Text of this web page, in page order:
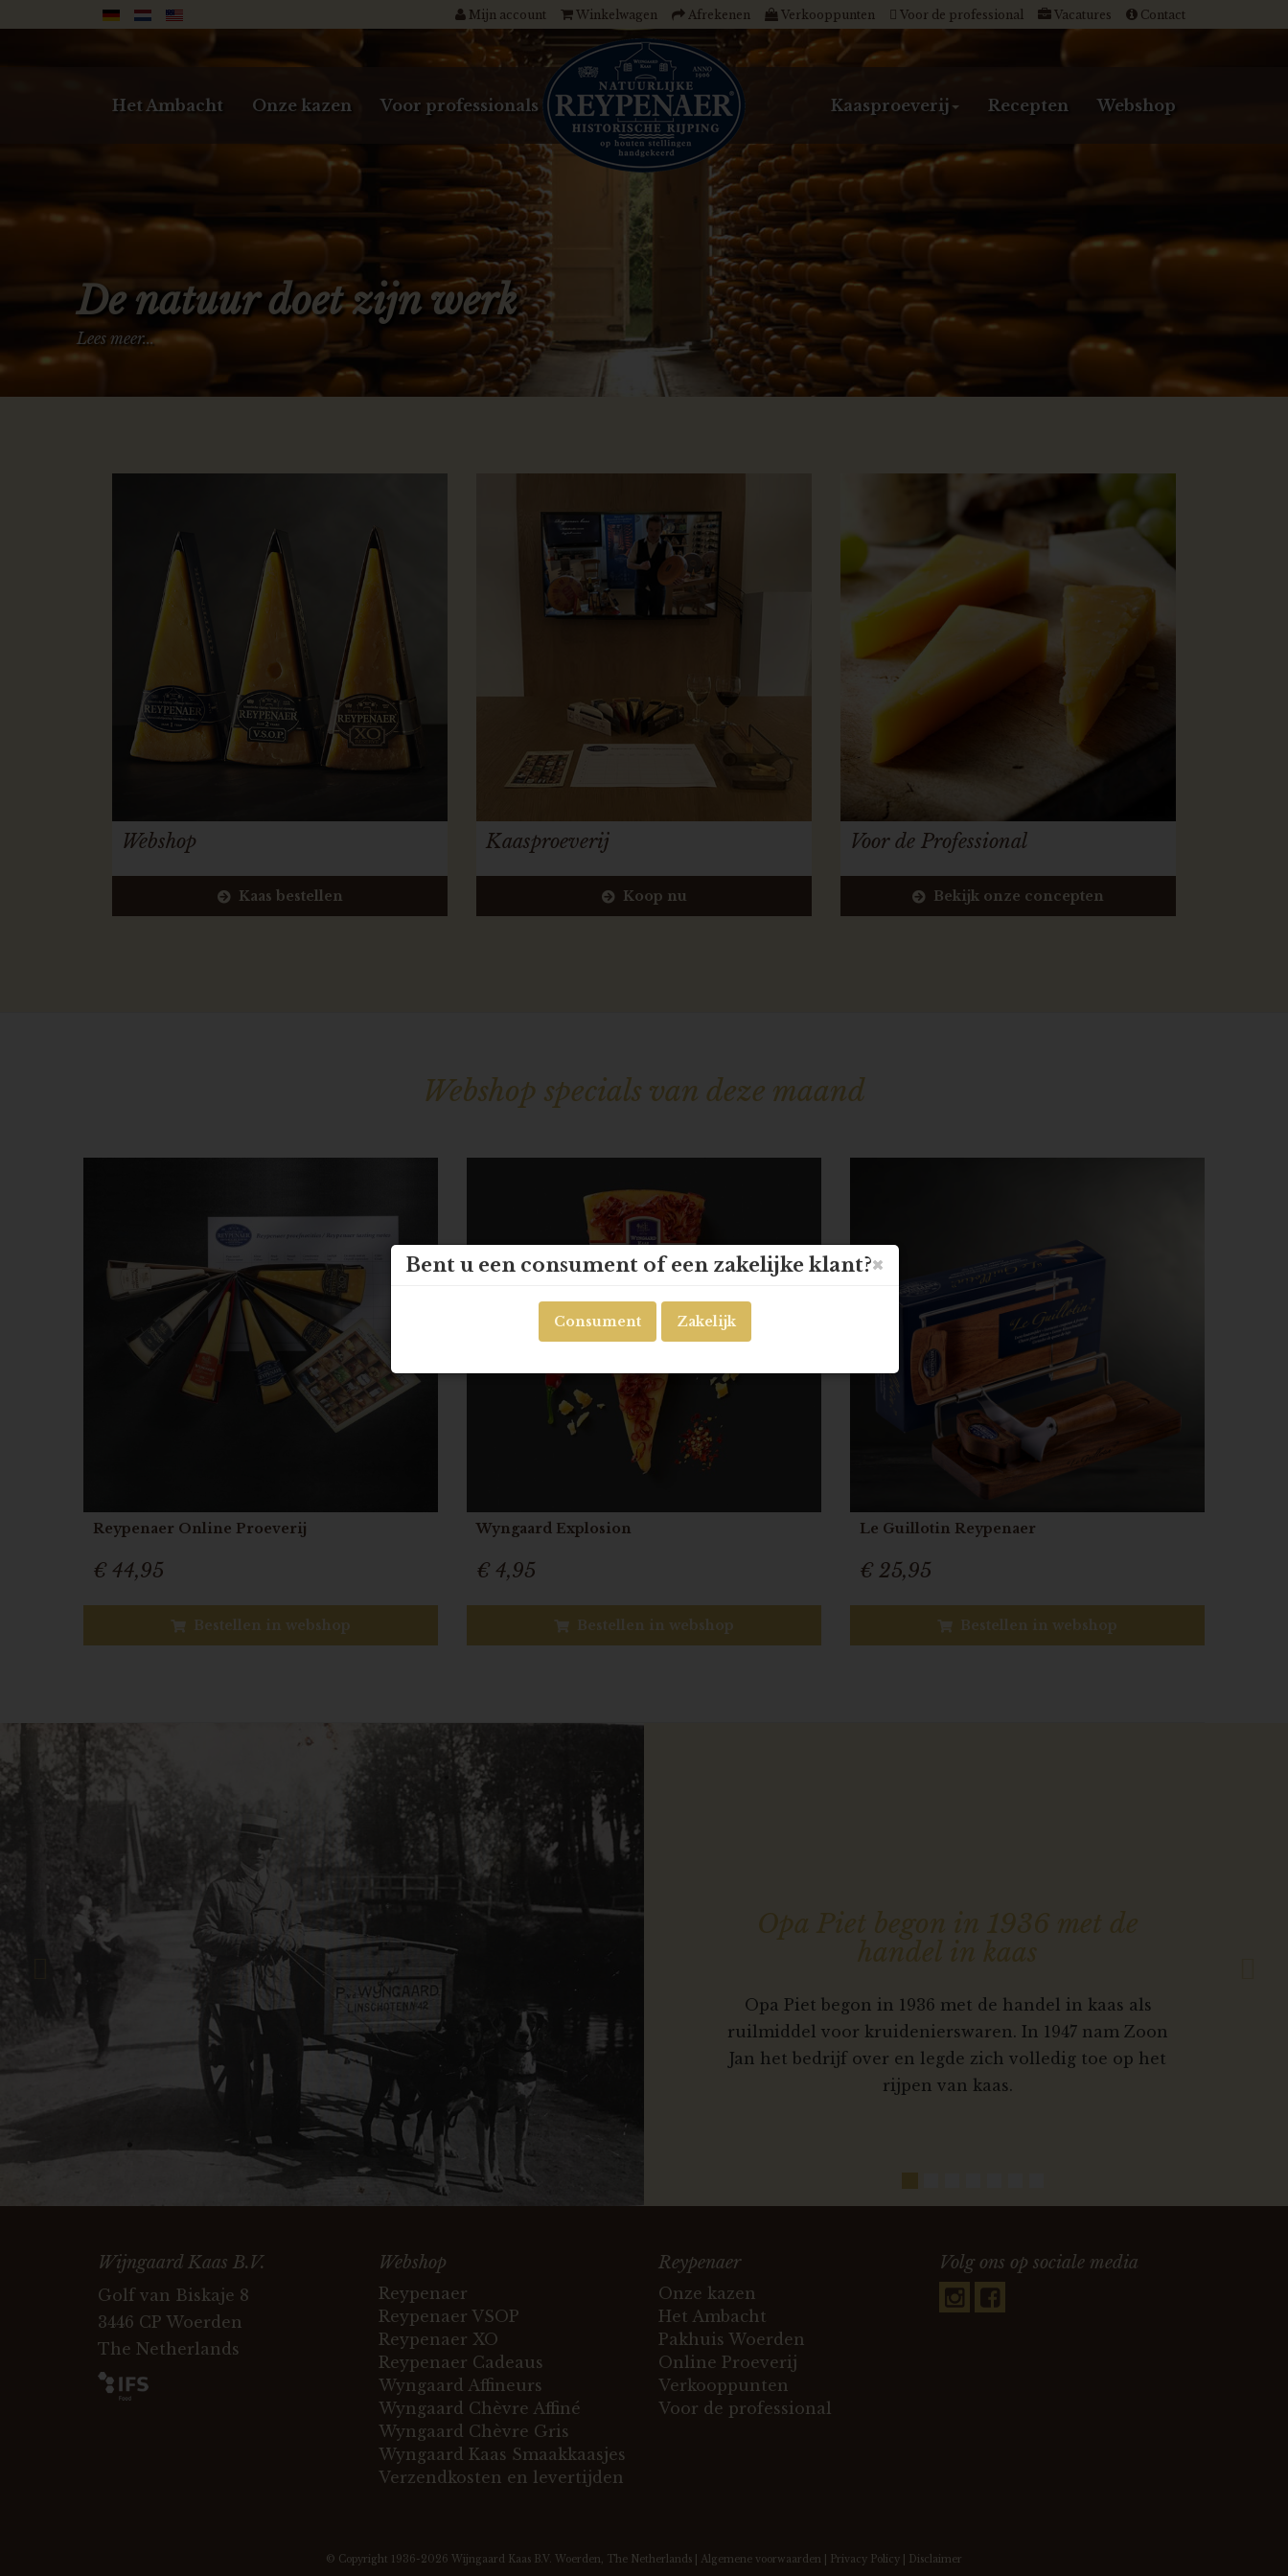
Mijn account Winkelwagen Afrekenen Verkooppunten Voor de professional Vacatures Contact
Het Ambacht Onze kazen Voor professionals Webshop
Recepten
Kaasproeverij
De natuur doet zijn werk
Lees meer...
Webshop
Kaas bestellen
Kaasproeverij
Koop nu
Voor de Professional
Bekijk onze concepten
Webshop specials van deze maand
Reypenaer Online Proeverij
€ 44,95
Bestellen in webshop
Wyngaard Explosion
€ 4,95
Bestellen in webshop
Le Guillotin Reypenaer
€ 25,95
Bestellen in webshop
Opa Piet begon in 1936 met de
handel in kaas
Opa Piet begon in 1936 met de handel in kaas als
ruilmiddel voor kruidenierswaren. In 1947 nam Zoon
Jan het bedrijf over en legde zich volledig toe op het
rijpen van kaas.
Wijngaard Kaas B.V.
Golf van Biskaje 8
3446 CP Woerden
The Netherlands
Webshop
Reypenaer
Reypenaer VSOP
Reypenaer XO
Reypenaer Cadeaus
Wyngaard Affineurs
Wyngaard Chèvre Affiné
Wyngaard Chèvre Gris
Wyngaard Kaas Smaakkaasjes
Verzendkosten en levertijden
Reypenaer
Onze kazen
Het Ambacht
Pakhuis Woerden
Online Proeverij
Verkooppunten
Voor de professional
Volg ons op sociale media
© Copyright 1936-2026 Wijngaard Kaas B.V. Woerden, The Netherlands | Algemene voorwaarden Privacy Policy Disclaimer
Consument Zakelijk
Bent u een consument of een zakelijke klant?